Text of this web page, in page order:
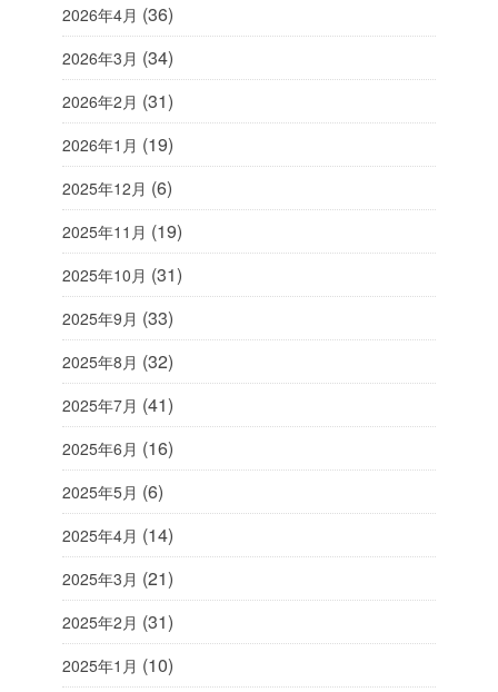
2026年4月 (36)
2026年3月 (34)
2026年2月 (31)
2026年1月 (19)
2025年12月 (6)
2025年11月 (19)
2025年10月 (31)
2025年9月 (33)
2025年8月 (32)
2025年7月 (41)
2025年6月 (16)
2025年5月 (6)
2025年4月 (14)
2025年3月 (21)
2025年2月 (31)
2025年1月 (10)